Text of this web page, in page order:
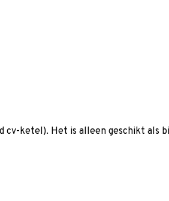
ketel). Het is alleen geschikt als